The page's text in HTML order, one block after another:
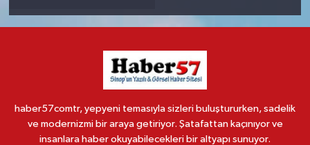
haber57comtr, yepyeni temasıyla sizleri buluştururken, sadelik
ve modernizmi bir araya getiriyor. Şatafattan kaçınıyor ve
insanlara haber okuyabilecekleri bir altyapı sunuyor.